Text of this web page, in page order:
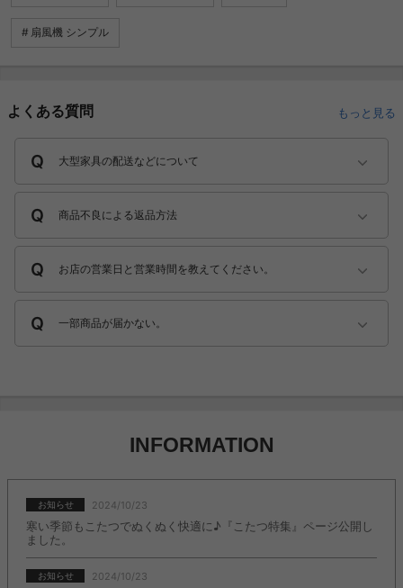
扇風機 シンプル
よくある質問 もっと見る
大型家具の配送などについて
商品不良による返品方法
お店の営業日と営業時間を教えてください。
一部商品が届かない。
INFORMATION
お知らせ 2024/10/23
寒い季節もこたつでぬくぬく快適に♪『こたつ特集』ページ公開し
ました。
お知らせ 2024/10/23